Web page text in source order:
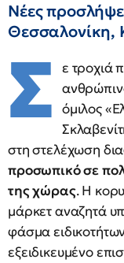
Νέες
Θεσσαλονίκη,
Σ ε τροχιά
όμιλος
στη στελέχωση
προσωπικό σε
της χώρας. Η
μάρκετ αναζητά
φάσμα
εξειδικευμένο